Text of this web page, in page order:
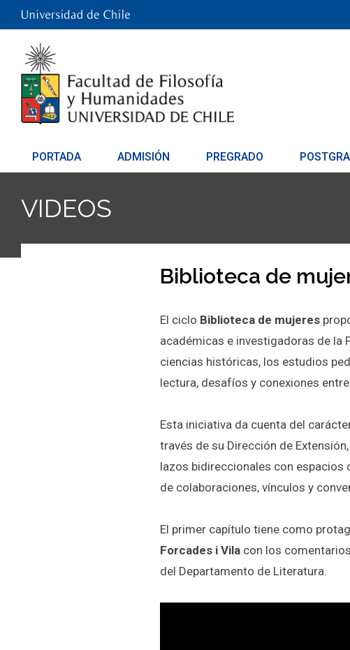
PORTADA ADMISIÓN PREGRADO
VIDEOS
Biblioteca de
El ciclo Biblioteca de mujeres
académicas e investigadoras de la
ciencias históricas, los estudios
lectura, desafíos y conexiones
Esta iniciativa da cuenta del
través de su Dirección de
lazos bidireccionales con espacios
de colaboraciones, vínculos y
El primer capítulo tiene como
Forcades i Vila con los
del Departamento de Literatura.